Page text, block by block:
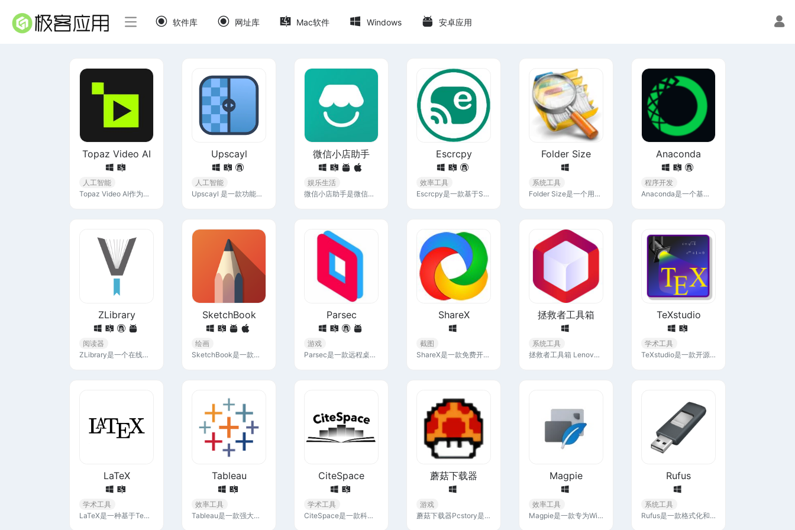
软件库 网址库 Mac软件 Windows 安卓应用
Topaz Video AI
人工智能
Topaz Video AI作为一款专业的视频修复软件，可以轻松让你的视频变得高清丝滑，它以其强大的功能和稳定性，为用户带来了前所未有的高清视频体验。
Upscayl
人工智能
Upscayl 是一款功能强大的图像放大工具，它使用先进的 AI 技术来增强您的图像，支持图片批量处理，即使是小点的图修复后也能获得不错的效果。
微信小店助手
娱乐生活
微信小店助手是微信推出的一款面向微信小店商家的商家工作台应用，它为商家提供了商品管理、订单管理、营销管理、店铺管理、客服消息接待和数据分析等一系列功能。
Escrcpy
效率工具
Escrcpy是一款基于Scrcpy开发的免费开源投屏软件，它能将安卓手机屏幕实时投屏到电脑上，支持同时连接多台设备，并且能使用电脑的鼠标和键盘直接操作手机，实现无线且高效率的操作。
Folder Size
系统工具
Folder Size是一个用于显示和分析计算机文件夹大小的工具。它可以帮助用户在Windows操作系统中快速查找文件夹占用的磁盘空间，提供可视化的文件夹大小信息，从而有效管理存储空间。
Anaconda
程序开发
Anaconda是一个基于Python的环境管理工具，特别适合数据工作者使用。它帮助你更轻松地处理不同项目中对软件库和Python版本的不同需求。
ZLibrary
阅读器
ZLibrary是一个在线图书馆，它提供了一个庞大的电子书籍和文章的数据库，覆盖了广泛的学科领域，包括但不限于文学、科学、技术、医学等。用户可以免费下载。
SketchBook
绘画
SketchBook是一款由 Autodesk公司出品的强大专业创意画图工具应用，它提供了丰富专业的画笔工具，能够满足不同人群的绘画需求。
Parsec
游戏
Parsec是一款远程桌面软件，允许用户将本地电脑连接到远程主机上，实现远程访问和控制，Parsec专注于游戏串流，带来流畅的游戏体验。
ShareX
截图
ShareX是一款免费开源的截图工具，可以让你捕获或录制屏幕的任何区域，只需按一下键即可分享。它还允许将图像、文本或其他类型的文件上传到许多平台。
拯救者工具箱
系统工具
拯救者工具箱 Lenovo Legion Toolkit (LLT) 是为联想拯救者系列笔记本打造的轻量化工具箱，可实现原来联想软件如Lenovo Vantage、Legion Zone、联想电脑管家才可实现的功能。
TeXstudio
学术工具
TeXstudio是一款开源LaTeX编辑器，用于编写和管理LaTeX文档，提供语法高亮、代码自动完成、集成查看器、错误检查和各种助手，目标是让编写LaTeX尽可能简单和舒适。
LaTeX
学术工具
LaTeX是一种基于TeX的排版系统，广泛用于学术和科学文档的高质量排版，特别是对于包含复杂数学公式和参考文献的文档。它以简洁的标记语言让用户专注于内容创作，而非格式排版。
Tableau
效率工具
Tableau是一款强大的数据可视化软件，它允许用户通过拖放的方式快速创建交互式和共享的数据可视化，简单易上手，成为受大众欢迎的可视化BI工具。
CiteSpace
学术工具
CiteSpace是一款科学文献可视化分析软件，能对国内外文献进行关键词、作者、机构等分析，帮助研究人员通过可视化技术探索和分析科学文献中的模式和趋势。
蘑菇下载器
游戏
蘑菇下载器Pcstory是一款电脑游戏下载软件，它拥有大量的游戏资源，用户可以快速找到自己想要的游戏，并一键下载。下载完成后，可以直接打开游戏进行体验。
Magpie
效率工具
Magpie是一款专为Windows设计的轻量级窗口缩放工具。它通过内置多种高效的缩放算法和滤镜，能够提升游戏画质，并且让不支持全屏化的游戏也能实现全屏显示。
Rufus
系统工具
Rufus是一款格式化和创建USB启动盘的辅助工具，可以帮助我们轻松创建 USB 启动盘。与其他制作启动盘的工具相比，rufus最大的特点就是简单易用。